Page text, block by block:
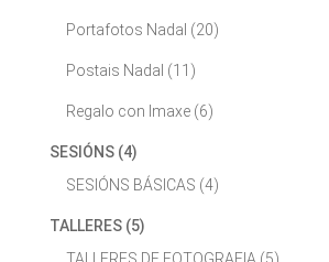
Portafotos Nadal (20)
Postais Nadal (11)
Regalo con Imaxe (6)
SESIÓNS (4)
SESIÓNS BÁSICAS (4)
TALLERES (5)